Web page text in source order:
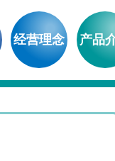
经营理念 产品